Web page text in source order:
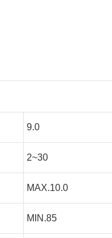
9.0
2~30
MAX.10.0
MIN.85